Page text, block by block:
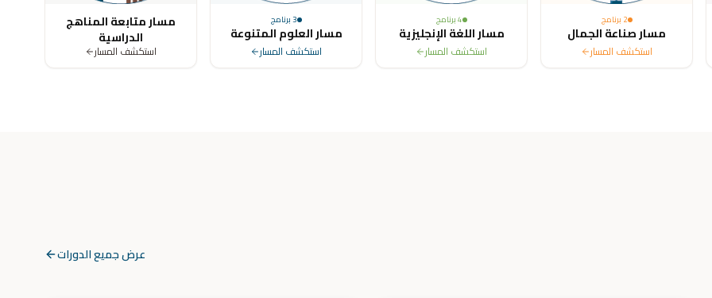
2 برنامج
مسار صناعة الجمال
استكشف المسار
4برنامج
مسار اللغة الإنجليزية
استكشف المسار
3برنامج
مسار العلوم المتنوعة
استكشف المسار
مسار متابعة المناهج
الدراسية
استكشف المسار
عرض جميع الدورات